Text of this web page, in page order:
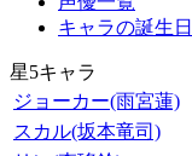
キャラの誕生
星5キャラ
ジョーカー(雨宮蓮)
スカル(坂本竜司)